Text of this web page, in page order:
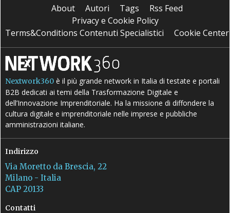
About Autori Tags
Rss Feed
Privacy e Cookie Policy
Terms&Conditions Contenuti Specialistici
Cookie Center
Nextwork360 è il più grande network in Italia di testate e portali
B2B dedicati ai temi della Trasformazione Digitale e
dell’Innovazione Imprenditoriale. Ha la missione di diffondere la
cultura digitale e imprenditoriale nelle imprese e pubbliche
amministrazioni italiane.
Indirizzo
Via Moretto da Brescia, 22
Milano - Italia
CAP 20133
Contatti